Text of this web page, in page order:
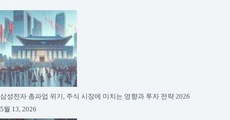
삼성전자 총파업 위기, 주식 시장에 미치는 영향과 투자 전략 2026
5월 13, 2026